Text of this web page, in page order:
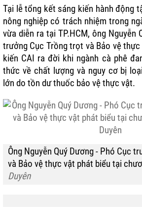
Tại lễ tổng kết sáng kiến hành động
nông nghiệp có trách nhiệm trong
vừa diễn ra tại TP.HCM, ông Nguyễn
trưởng Cục Trồng trọt và Bảo vệ
kiến CAI ra đời khi ngành cà phê
thức về chất lượng và nguy cơ bị
lớn do tồn dư thuốc bảo vệ thực vật.
Ông Nguyễn Quý Dương - Phó Cục
và Bảo vệ thực vật phát biểu tại
Duyên